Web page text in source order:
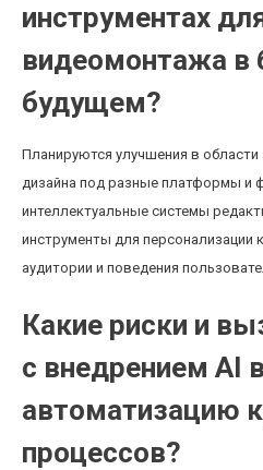
инструментах
видеомонтажа
будущем?
Планируются улучшения в области
дизайна под разные платформы и
интеллектуальные системы
инструменты для персонализации
аудитории и поведения
Какие риски и
с внедрением AI в
автоматизацию
процессов?